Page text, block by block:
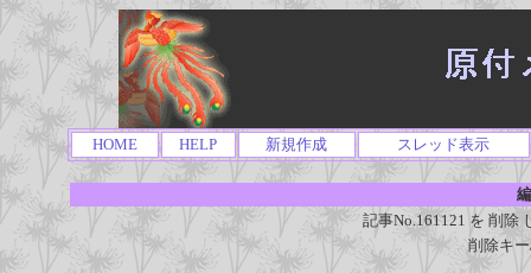
HOME HELP 新規作成 スレッド表示
記事No.161121 を 削除
削除キ